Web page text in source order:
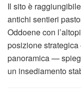
Il sito è
antichi sentieri
Oddoene con
posizione
panoramica —
un insediamento